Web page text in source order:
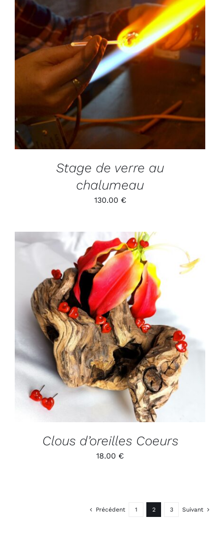
ADD TO CART
/
DÉTAILS
Stage de verre au
chalumeau
130.00 €
ADD TO CART
/
DÉTAILS
Clous d’oreilles Coeurs
18.00 €
Précédent 1 2 3 Suivant